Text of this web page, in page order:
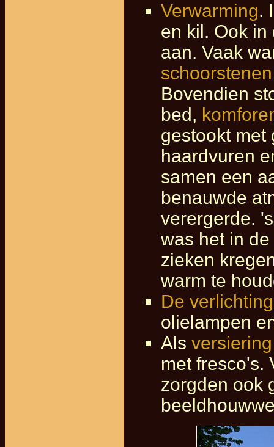
Verwarming.
en kil. Ook
aan. Vaak
schoorstenen
Bovendien
bed,
gestookt met
haardvuren
samen een
benauwde
verergerde.
was het in
zieken
warm te
De verlichting
olielampen
Als versiering
met fresco's.
zorgden ook